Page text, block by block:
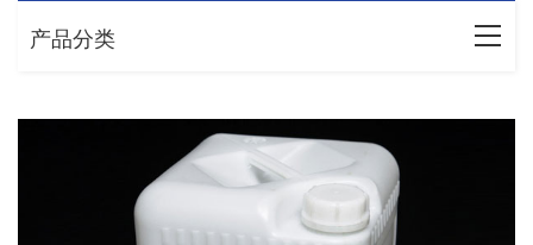
产品分类